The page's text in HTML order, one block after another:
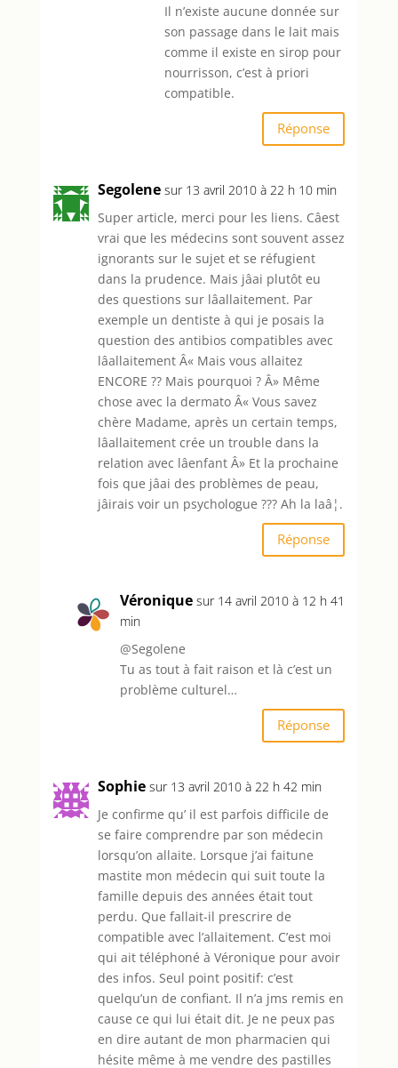
Il n’existe aucune donnée sur
son passage dans le lait mais
comme il existe en sirop pour
nourrisson, c’est à priori
compatible.
Réponse
Segolene sur 13 avril 2010 à 22 h 10 min
Super article, merci pour les liens. Câest
vrai que les médecins sont souvent assez
ignorants sur le sujet et se réfugient
dans la prudence. Mais jâai plutôt eu
des questions sur lâallaitement. Par
exemple un dentiste à qui je posais la
question des antibios compatibles avec
lâallaitement Â« Mais vous allaitez
ENCORE ?? Mais pourquoi ? Â» Même
chose avec la dermato Â« Vous savez
chère Madame, après un certain temps,
lâallaitement crée un trouble dans la
relation avec lâenfant Â» Et la prochaine
fois que jâai des problèmes de peau,
jâirais voir un psychologue ??? Ah la laâ¦.
Réponse
Véronique sur 14 avril 2010 à 12 h 41
min
@Segolene
Tu as tout à fait raison et là c’est un
problème culturel…
Réponse
Sophie sur 13 avril 2010 à 22 h 42 min
Je confirme qu’ il est parfois difficile de
se faire comprendre par son médecin
lorsqu’on allaite. Lorsque j’ai faitune
mastite mon médecin qui suit toute la
famille depuis des années était tout
perdu. Que fallait-il prescrire de
compatible avec l’allaitement. C’est moi
qui ait téléphoné à Véronique pour avoir
des infos. Seul point positif: c’est
quelqu’un de confiant. Il n’a jms remis en
cause ce qui lui était dit. Je ne peux pas
en dire autant de mon pharmacien qui
hésite même à me vendre des pastilles